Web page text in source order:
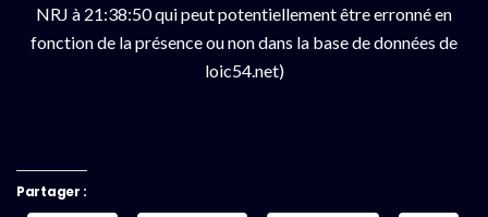
NRJ à 21:38:50 qui peut potentiellement être erronné en
fonction de la présence ou non dans la base de données de
loic54.net)
Partager :